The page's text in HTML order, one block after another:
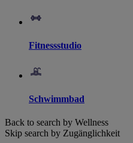
Fitnessstudio
Schwimmbad
Back to search by Wellness
Skip search by Zugänglichkeit